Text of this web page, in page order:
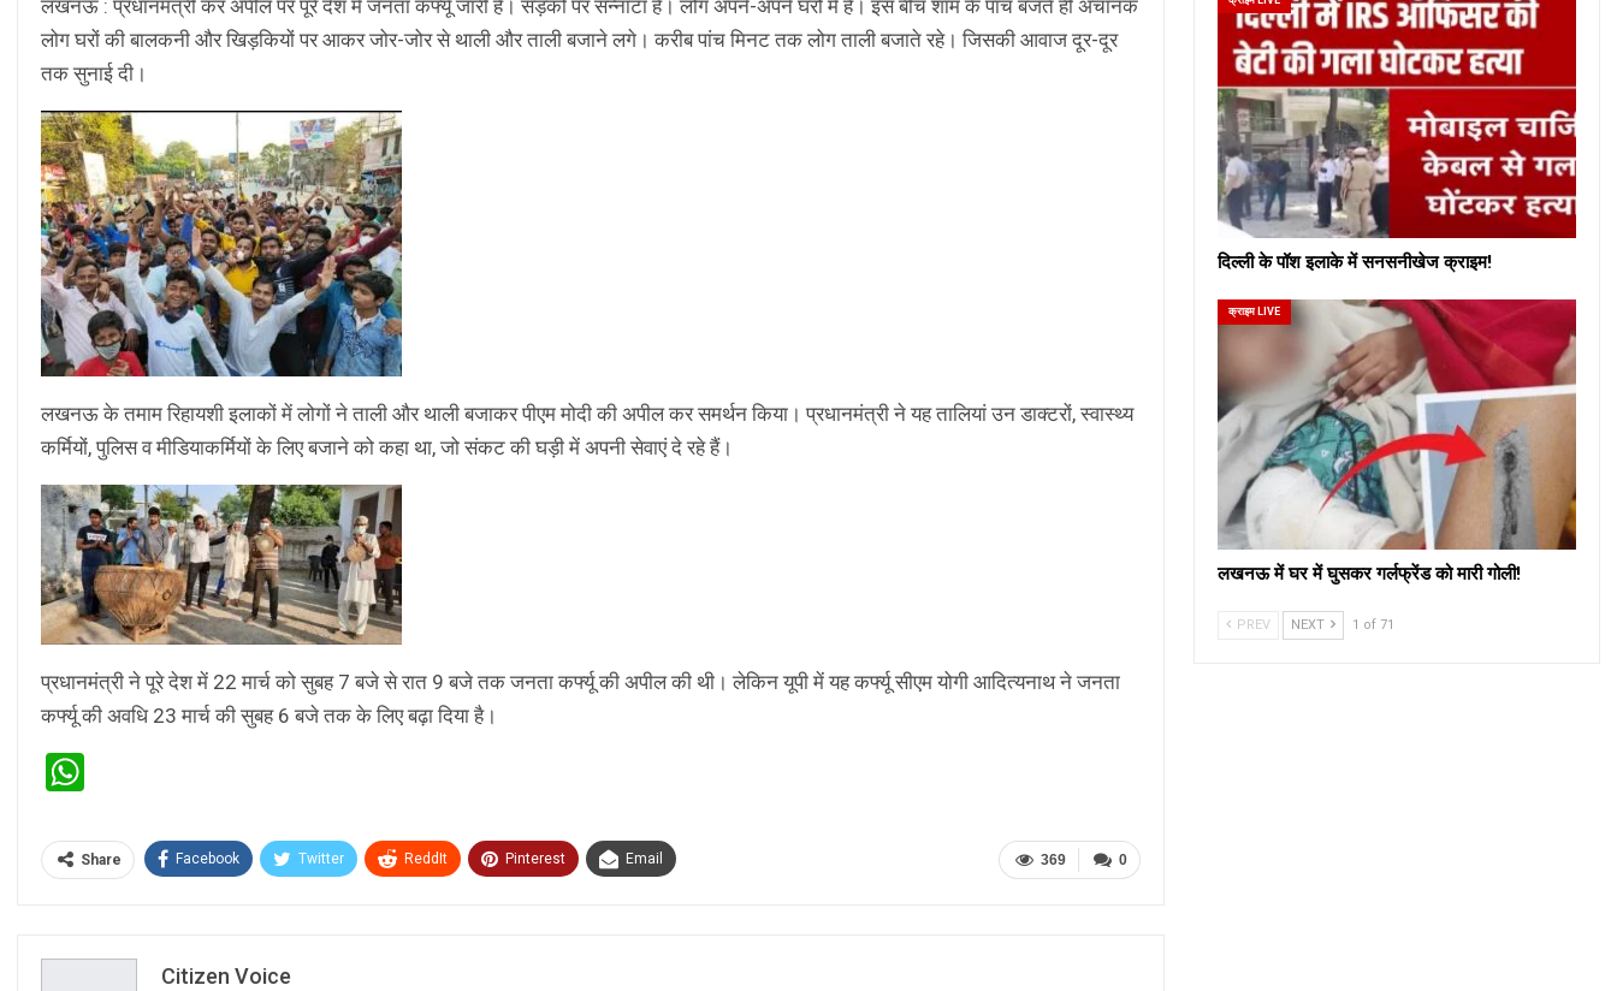
लखनऊ : प्रधानमंत्री कर अपील पर पूरे देश में जनता कर्फ्यू जारी है। सड़कों पर सन्नाटा है। लोग अपने-अपने घरों में हैं। इस बीच शाम के पांच बजते ही अचानक
लोग घरों की बालकनी और खिड़कियों पर आकर जोर-जोर से थाली और ताली बजाने लगे। करीब पांच मिनट तक लोग ताली बजाते रहे। जिसकी आवाज दूर-दूर
तक सुनाई दी।
लखनऊ के तमाम रिहायशी इलाकों में लोगों ने ताली और थाली बजाकर पीएम मोदी की अपील कर समर्थन किया। प्रधानमंत्री ने यह तालियां उन डाक्टरों, स्वास्थ्य
कर्मियों, पुलिस व मीडियाकर्मियों के लिए बजाने को कहा था, जो संकट की घड़ी में अपनी सेवाएं दे रहे हैं।
प्रधानमंत्री ने पूरे देश में 22 मार्च को सुबह 7 बजे से रात 9 बजे तक जनता कर्फ्यू की अपील की थी। लेकिन यूपी में यह कर्फ्यू सीएम योगी आदित्यनाथ ने जनता
कर्फ्यू की अवधि 23 मार्च की सुबह 6 बजे तक के लिए बढ़ा दिया है।
0
369
Share Facebook Twitter ReddIt Pinterest Email
Citizen Voice
दिल्ली के पॉश इलाके में सनसनीखेज क्राइम!
क्राइम LIVE
लखनऊ में घर में घुसकर गर्लफ्रेंड को मारी गोली!
PREV NEXT 1 of 71